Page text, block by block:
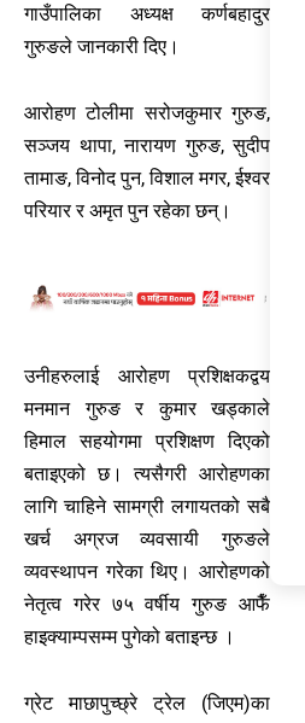
गाउँपालिका अध्यक्ष कर्णबहादुर
गुरुङले जानकारी दिए।
आरोहण टोलीमा सरोजकुमार गुरुङ,
सञ्जय थापा, नारायण गुरुङ, सुदीप
तामाङ, विनोद पुन, विशाल मगर, ईश्वर
परियार र अमृत पुन रहेका छन्।
उनीहरुलाई आरोहण प्रशिक्षकद्वय
मनमान गुरुङ र कुमार खड्काले
हिमाल सहयोगमा प्रशिक्षण दिएको
बताइएको छ। त्यसैगरी आरोहणका
लागि चाहिने सामग्री लगायतको सबै
खर्च अग्रज व्यवसायी गुरुङले
व्यवस्थापन गरेका थिए। आरोहणको
नेतृत्व गरेर ७५ वर्षीय गुरुङ आफैँ
हाइक्याम्पसम्म पुगेको बताइन्छ ।
ग्रेट माछापुच्छ्रे ट्रेल (जिएम)का